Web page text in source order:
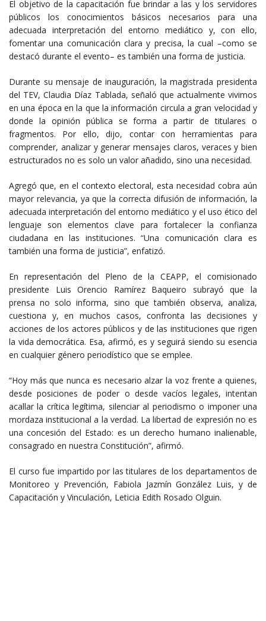
El objetivo de la capacitación fue brindar a las y los servidores
públicos los conocimientos básicos necesarios para una
adecuada interpretación del entorno mediático y, con ello,
fomentar una comunicación clara y precisa, la cual –como se
destacó durante el evento– es también una forma de justicia.
Durante su mensaje de inauguración, la magistrada presidenta
del TEV, Claudia Díaz Tablada, señaló que actualmente vivimos
en una época en la que la información circula a gran velocidad y
donde la opinión pública se forma a partir de titulares o
fragmentos. Por ello, dijo, contar con herramientas para
comprender, analizar y generar mensajes claros, veraces y bien
estructurados no es solo un valor añadido, sino una necesidad.
Agregó que, en el contexto electoral, esta necesidad cobra aún
mayor relevancia, ya que la correcta difusión de información, la
adecuada interpretación del entorno mediático y el uso ético del
lenguaje son elementos clave para fortalecer la confianza
ciudadana en las instituciones. “Una comunicación clara es
también una forma de justicia”, enfatizó.
En representación del Pleno de la CEAPP, el comisionado
presidente Luis Orencio Ramírez Baqueiro subrayó que la
prensa no solo informa, sino que también observa, analiza,
cuestiona y, en muchos casos, confronta las decisiones y
acciones de los actores públicos y de las instituciones que rigen
la vida democrática. Esa, afirmó, es y seguirá siendo su esencia
en cualquier género periodístico que se emplee.
“Hoy más que nunca es necesario alzar la voz frente a quienes,
desde posiciones de poder o desde vacíos legales, intentan
acallar la crítica legítima, silenciar al periodismo o imponer una
mordaza institucional a la verdad. La libertad de expresión no es
una concesión del Estado: es un derecho humano inalienable,
consagrado en nuestra Constitución”, afirmó.
El curso fue impartido por las titulares de los departamentos de
Monitoreo y Prevención, Fabiola Jazmín González Luis, y de
Capacitación y Vinculación, Leticia Edith Rosado Olguin.